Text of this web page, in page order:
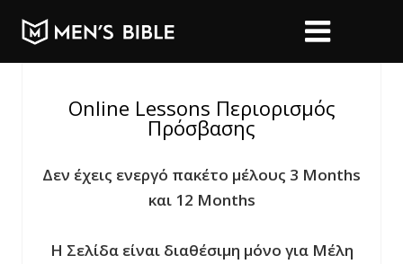
Online Lessons Περιορισμός
Πρόσβασης
Δεν έχεις ενεργό πακέτο μέλους 3 Months
και 12 Months
Η Σελίδα είναι διαθέσιμη μόνο για Μέλη